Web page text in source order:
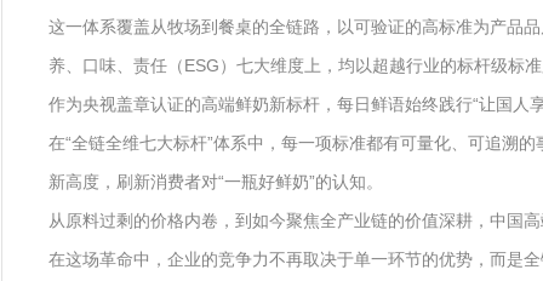
这一体系覆盖从牧场到餐桌的全链路，以可验证的高标准为产品
养、口味、责任（ESG）七大维度上，均以超越行业的标杆级标
作为央视盖章认证的高端鲜奶新标杆，每日鲜语始终践行“让国
在“全链全维七大标杆”体系中，每一项标准都有可量化、可追溯
新高度，刷新消费者对“一瓶好鲜奶”的认知。
从原料过剩的价格内卷，到如今聚焦全产业链的价值深耕，中国
在这场革命中，企业的竞争力不再取决于单一环节的优势，而是